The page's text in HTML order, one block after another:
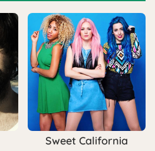
Sweet California